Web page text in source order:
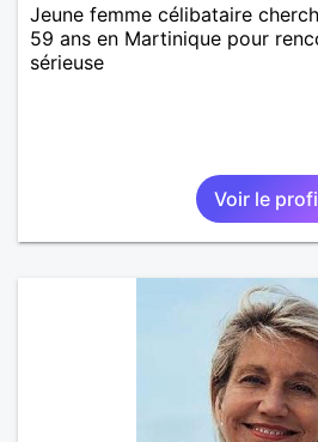
Jeune femme célibataire
59 ans en Martinique pour
sérieuse
Voir le